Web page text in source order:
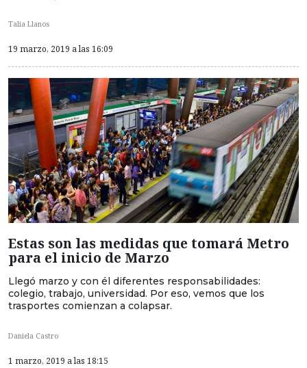
Talia Llanos
19 marzo, 2019 a las 16:09
Estas son las medidas que tomará Metro
para el inicio de Marzo
Llegó marzo y con él diferentes responsabilidades:
colegio, trabajo, universidad. Por eso, vemos que los
trasportes comienzan a colapsar.
Daniela Castro
1 marzo, 2019 a las 18:15